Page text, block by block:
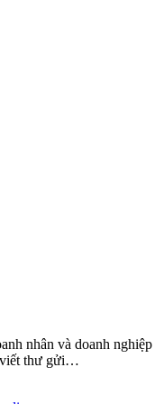
nhân và doanh
viết thư gửi…